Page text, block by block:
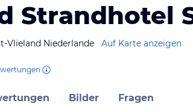
Strandhotel
Vlieland Niederlande Auf Karte anzeigen
Bilder Fragen